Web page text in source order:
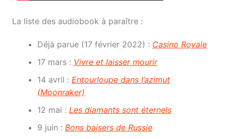
La liste des audiobook à paraître :
Déjà parue (17 février 2022) : Casino Royale
17 mars : Vivre et laisser mourir
14 avril : Entourloupe dans l’azimut
(Moonraker)
12 mai : Les diamants sont éternels
9 juin : Bons baisers de Russie